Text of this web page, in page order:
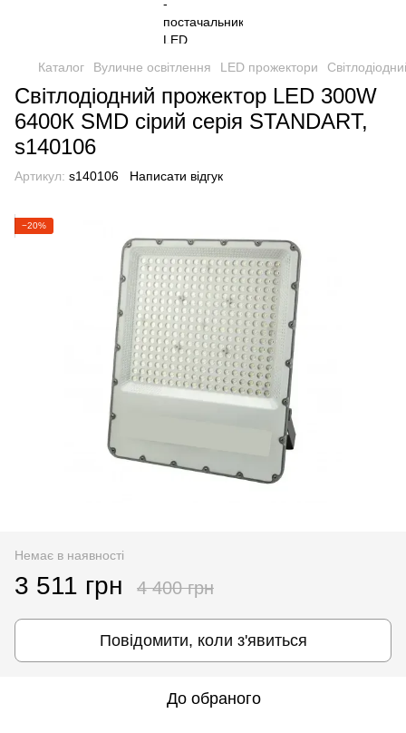
Каталог Вуличне освітлення LED прожектори
Світлодіодний прожектор LED 300W
6400К SMD сірий серія STANDART,
s140106
Артикул: s140106 Написати відгук
−20%
Немає в наявності
3 511 грн 4 400 грн
Повідомити, коли з'явиться
До обраного